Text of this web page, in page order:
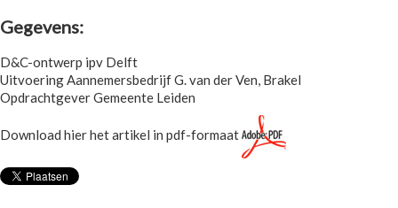
Gegevens:
D&C-ontwerp ipv Delft
Uitvoering Aannemersbedrijf G. van der Ven, Brakel
Opdrachtgever Gemeente Leiden
Download hier het artikel in pdf-formaat